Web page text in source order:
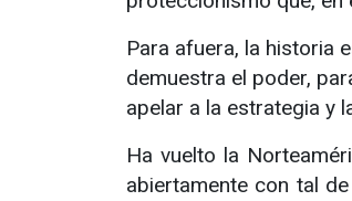
Para afuera, la historia
demuestra el poder,
apelar a la estrategia y
Ha vuelto la
abiertamente con tal